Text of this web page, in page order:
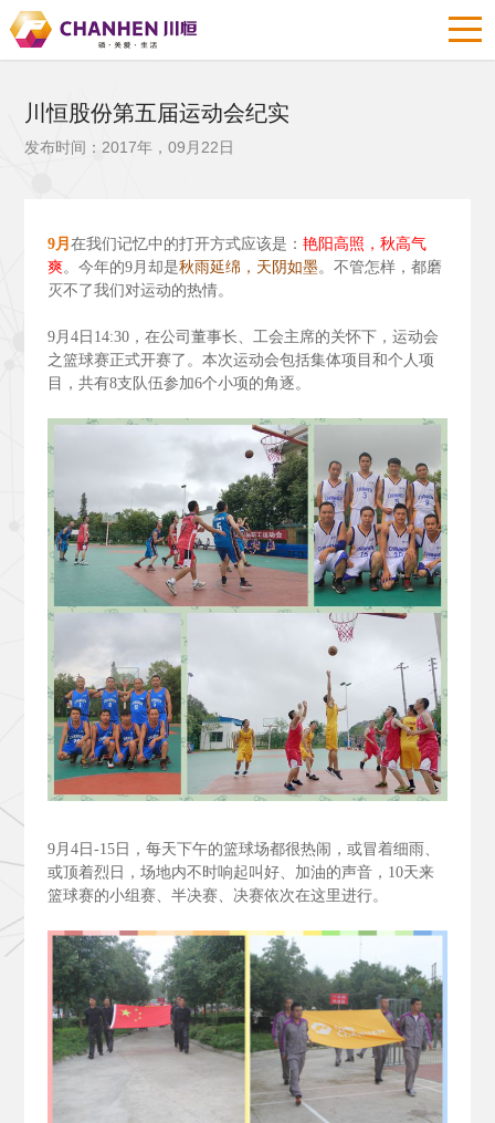
川恒股份第五届运动会纪实
发布时间：2017年，09月22日
9月 在我们记忆中的打开方式应该是： 艳阳高照，秋高气
爽。今年的9月却是秋雨延绵，天阴如墨。不管怎样，都磨
灭不了我们对运动的热情。
9月4日14:30，在公司董事长、工会主席的关怀下，运动会
之篮球赛正式开赛了。本次运动会包括集体项目和个人项
目，共有8支队伍参加6个小项的角逐。
9月4日-15日，每天下午的篮球场都很热闹，或冒着细雨、
或顶着烈日，场地内不时响起叫好、加油的声音，10天来
篮球赛的小组赛、半决赛、决赛依次在这里进行。